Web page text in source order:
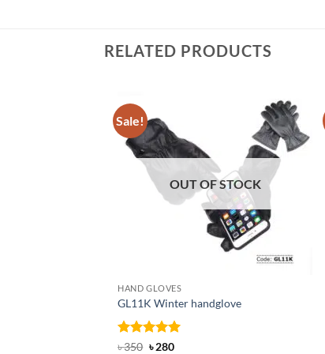
RELATED PRODUCTS
Sale!
OUT OF STOCK
HAND GLOVES
GL11K Winter handglove
Rated5
৳350 Original
৳280Current